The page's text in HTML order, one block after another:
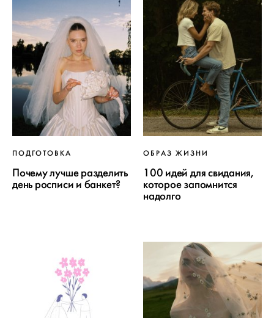
ПОДГОТОВКА
Почему лучше разделить
день росписи и банкет?
ОБРАЗ ЖИЗНИ
100 идей для свидания,
которое запомнится
надолго